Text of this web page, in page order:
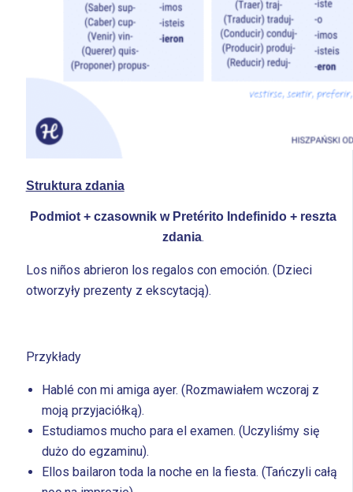
Struktura zdania
Podmiot + czasownik w Pretérito Indefinido + reszta
zdania.
Los niños abrieron los regalos con emoción. (Dzieci
otworzyły prezenty z ekscytacją).
Przykłady
Hablé con mi amiga ayer. (Rozmawiałem wczoraj z
moją przyjaciółką).
Estudiamos mucho para el examen. (Uczyliśmy się
dużo do egzaminu).
Ellos bailaron toda la noche en la fiesta. (Tańczyli całą